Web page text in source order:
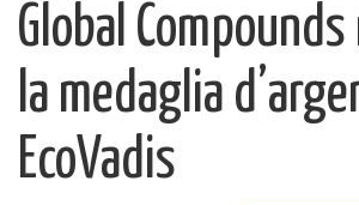
Global
la medaglia
EcoVadis